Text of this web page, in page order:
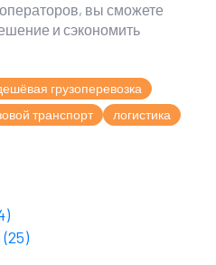
вы сможете
и сэкономить
грузоперевозка
транспорт логистика
(25)